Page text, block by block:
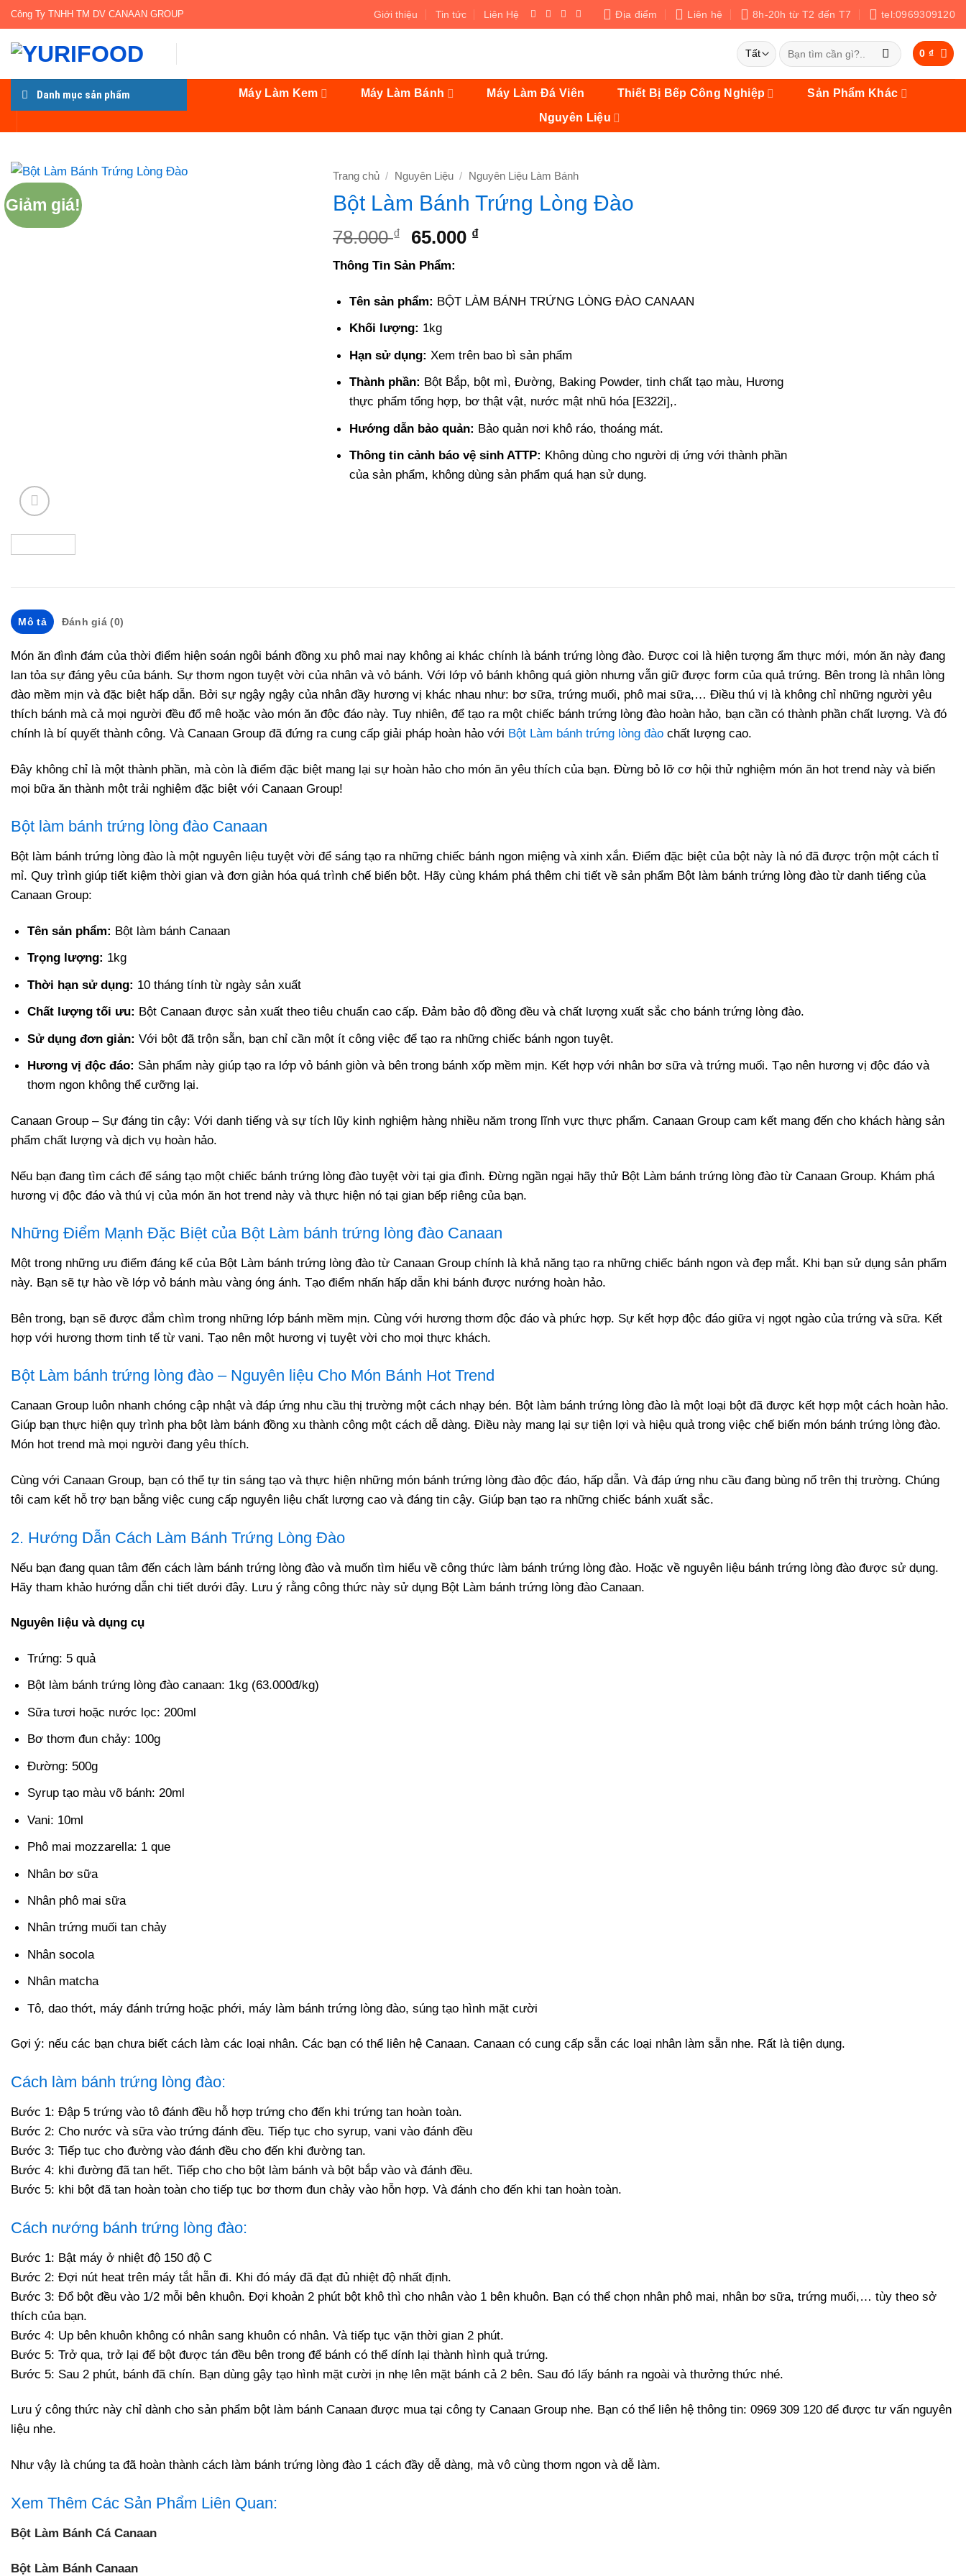
Bỏ
qua
nội
Công Ty TNHH TM DV CANAAN GROUP Giới thiệu Tin tức Liên Hệ Địa điểm Liên hệ 8h-20h từ T2 đến T7 tel:0969309120
Tìm
kiếm:
0₫
Danh mục sản phẩm Máy Làm Kem Máy Làm Bánh Máy Làm Đá Viên Thiết Bị Bếp Công Nghiệp
Sản Phẩm Khác
Nguyên Liệu
Giảm giá!
Trang chủ / Nguyên Liệu / Nguyên Liệu Làm Bánh
Bột Làm Bánh Trứng Lòng Đào
78.000₫
Giá
gốc
là:
78.000 ₫.
65.000 ₫Giá
là:
65.000 ₫.
Thông Tin Sản Phẩm:
Tên sản phẩm: BỘT LÀM BÁNH TRỨNG LÒNG ĐÀO CANAAN
Khối lượng: 1kg
Hạn sử dụng: Xem trên bao bì sản phẩm
Thành phần: Bột Bắp, bột mì, Đường, Baking Powder, tinh chất tạo màu, Hương
thực phẩm tổng hợp, bơ thật vật, nước mật nhũ hóa [E322i],.
Hướng dẫn bảo quản: Bảo quản nơi khô ráo, thoáng mát.
Thông tin cảnh báo vệ sinh ATTP: Không dùng cho người dị ứng với thành phần
của sản phẩm, không dùng sản phẩm quá hạn sử dụng.
Mô tả Đánh giá (0)
Món ăn đình đám của thời điểm hiện soán ngôi bánh đồng xu phô mai nay không ai khác chính là bánh trứng lòng đào. Được coi là hiện tượng ẩm thực mới, món ăn này đang
lan tỏa sự đáng yêu của bánh. Sự thơm ngon tuyệt vời của nhân và vỏ bánh. Với lớp vỏ bánh không quá giòn nhưng vẫn giữ được form của quả trứng. Bên trong là nhân lòng
đào mềm mịn và đặc biệt hấp dẫn. Bởi sự ngậy ngậy của nhân đầy hương vị khác nhau như: bơ sữa, trứng muối, phô mai sữa,… Điều thú vị là không chỉ những người yêu
thích bánh mà cả mọi người đều đổ mê hoặc vào món ăn độc đáo này. Tuy nhiên, để tạo ra một chiếc bánh trứng lòng đào hoàn hảo, bạn cần có thành phần chất lượng. Và đó
chính là bí quyết thành công. Và Canaan Group đã đứng ra cung cấp giải pháp hoàn hảo với Bột Làm bánh trứng lòng đào chất lượng cao.
Đây không chỉ là một thành phần, mà còn là điểm đặc biệt mang lại sự hoàn hảo cho món ăn yêu thích của bạn. Đừng bỏ lỡ cơ hội thử nghiệm món ăn hot trend này và biến
mọi bữa ăn thành một trải nghiệm đặc biệt với Canaan Group!
Bột làm bánh trứng lòng đào Canaan
Bột làm bánh trứng lòng đào là một nguyên liệu tuyệt vời để sáng tạo ra những chiếc bánh ngon miệng và xinh xắn. Điểm đặc biệt của bột này là nó đã được trộn một cách tỉ
mỉ. Quy trình giúp tiết kiệm thời gian và đơn giản hóa quá trình chế biến bột. Hãy cùng khám phá thêm chi tiết về sản phẩm Bột làm bánh trứng lòng đào từ danh tiếng của
Canaan Group:
Tên sản phẩm: Bột làm bánh Canaan
Trọng lượng: 1kg
Thời hạn sử dụng: 10 tháng tính từ ngày sản xuất
Chất lượng tối ưu: Bột Canaan được sản xuất theo tiêu chuẩn cao cấp. Đảm bảo độ đồng đều và chất lượng xuất sắc cho bánh trứng lòng đào.
Sử dụng đơn giản: Với bột đã trộn sẵn, bạn chỉ cần một ít công việc để tạo ra những chiếc bánh ngon tuyệt.
Hương vị độc đáo: Sản phẩm này giúp tạo ra lớp vỏ bánh giòn và bên trong bánh xốp mềm mịn. Kết hợp với nhân bơ sữa và trứng muối. Tạo nên hương vị độc đáo và
thơm ngon không thể cưỡng lại.
Canaan Group – Sự đáng tin cậy: Với danh tiếng và sự tích lũy kinh nghiệm hàng nhiều năm trong lĩnh vực thực phẩm. Canaan Group cam kết mang đến cho khách hàng sản
phẩm chất lượng và dịch vụ hoàn hảo.
Nếu bạn đang tìm cách để sáng tạo một chiếc bánh trứng lòng đào tuyệt vời tại gia đình. Đừng ngần ngại hãy thử Bột Làm bánh trứng lòng đào từ Canaan Group. Khám phá
hương vị độc đáo và thú vị của món ăn hot trend này và thực hiện nó tại gian bếp riêng của bạn.
Những Điểm Mạnh Đặc Biệt của Bột Làm bánh trứng lòng đào Canaan
Một trong những ưu điểm đáng kể của Bột Làm bánh trứng lòng đào từ Canaan Group chính là khả năng tạo ra những chiếc bánh ngon và đẹp mắt. Khi bạn sử dụng sản phẩm
này. Bạn sẽ tự hào về lớp vỏ bánh màu vàng óng ánh. Tạo điểm nhấn hấp dẫn khi bánh được nướng hoàn hảo.
Bên trong, bạn sẽ được đắm chìm trong những lớp bánh mềm mịn. Cùng với hương thơm độc đáo và phức hợp. Sự kết hợp độc đáo giữa vị ngọt ngào của trứng và sữa. Kết
hợp với hương thơm tinh tế từ vani. Tạo nên một hương vị tuyệt vời cho mọi thực khách.
Bột Làm bánh trứng lòng đào – Nguyên liệu Cho Món Bánh Hot Trend
Canaan Group luôn nhanh chóng cập nhật và đáp ứng nhu cầu thị trường một cách nhạy bén. Bột làm bánh trứng lòng đào là một loại bột đã được kết hợp một cách hoàn hảo.
Giúp bạn thực hiện quy trình pha bột làm bánh đồng xu thành công một cách dễ dàng. Điều này mang lại sự tiện lợi và hiệu quả trong việc chế biến món bánh trứng lòng đào.
Món hot trend mà mọi người đang yêu thích.
Cùng với Canaan Group, bạn có thể tự tin sáng tạo và thực hiện những món bánh trứng lòng đào độc đáo, hấp dẫn. Và đáp ứng nhu cầu đang bùng nổ trên thị trường. Chúng
tôi cam kết hỗ trợ bạn bằng việc cung cấp nguyên liệu chất lượng cao và đáng tin cậy. Giúp bạn tạo ra những chiếc bánh xuất sắc.
2. Hướng Dẫn Cách Làm Bánh Trứng Lòng Đào
Nếu bạn đang quan tâm đến cách làm bánh trứng lòng đào và muốn tìm hiểu về công thức làm bánh trứng lòng đào. Hoặc về nguyên liệu bánh trứng lòng đào được sử dụng.
Hãy tham khảo hướng dẫn chi tiết dưới đây. Lưu ý rằng công thức này sử dụng Bột Làm bánh trứng lòng đào Canaan.
Nguyên liệu và dụng cụ
Trứng: 5 quả
Bột làm bánh trứng lòng đào canaan: 1kg (63.000đ/kg)
Sữa tươi hoặc nước lọc: 200ml
Bơ thơm đun chảy: 100g
Đường: 500g
Syrup tạo màu võ bánh: 20ml
Vani: 10ml
Phô mai mozzarella: 1 que
Nhân bơ sữa
Nhân phô mai sữa
Nhân trứng muối tan chảy
Nhân socola
Nhân matcha
Tô, dao thớt, máy đánh trứng hoặc phới, máy làm bánh trứng lòng đào, súng tạo hình mặt cười
Gợi ý: nếu các bạn chưa biết cách làm các loại nhân. Các bạn có thể liên hệ Canaan. Canaan có cung cấp sẵn các loại nhân làm sẵn nhe. Rất là tiện dụng.
Cách làm bánh trứng lòng đào:
Bước 1: Đập 5 trứng vào tô đánh đều hỗ hợp trứng cho đến khi trứng tan hoàn toàn.
Bước 2: Cho nước và sữa vào trứng đánh đều. Tiếp tục cho syrup, vani vào đánh đều
Bước 3: Tiếp tục cho đường vào đánh đều cho đến khi đường tan.
Bước 4: khi đường đã tan hết. Tiếp cho cho bột làm bánh và bột bắp vào và đánh đều.
Bước 5: khi bột đã tan hoàn toàn cho tiếp tục bơ thơm đun chảy vào hỗn hợp. Và đánh cho đến khi tan hoàn toàn.
Cách nướng bánh trứng lòng đào:
Bước 1: Bật máy ở nhiệt độ 150 độ C
Bước 2: Đợi nút heat trên máy tắt hẵn đi. Khi đó máy đã đạt đủ nhiệt độ nhất định.
Bước 3: Đổ bột đều vào 1/2 mỗi bên khuôn. Đợi khoản 2 phút bột khô thì cho nhân vào 1 bên khuôn. Bạn có thể chọn nhân phô mai, nhân bơ sữa, trứng muối,… tùy theo sở
thích của bạn.
Bước 4: Up bên khuôn không có nhân sang khuôn có nhân. Và tiếp tục vặn thời gian 2 phút.
Bước 5: Trở qua, trở lại để bột được tán đều bên trong để bánh có thể dính lại thành hình quả trứng.
Bước 5: Sau 2 phút, bánh đã chín. Bạn dùng gậy tạo hình mặt cười ịn nhẹ lên mặt bánh cả 2 bên. Sau đó lấy bánh ra ngoài và thưởng thức nhé.
Lưu ý công thức này chỉ dành cho sản phẩm bột làm bánh Canaan được mua tại công ty Canaan Group nhe. Bạn có thể liên hệ thông tin: 0969 309 120 để được tư vấn nguyên
liệu nhe.
Như vậy là chúng ta đã hoàn thành cách làm bánh trứng lòng đào 1 cách đầy dễ dàng, mà vô cùng thơm ngon và dễ làm.
Xem Thêm Các Sản Phẩm Liên Quan:
Bột Làm Bánh Cá Canaan
Bột Làm Bánh Canaan